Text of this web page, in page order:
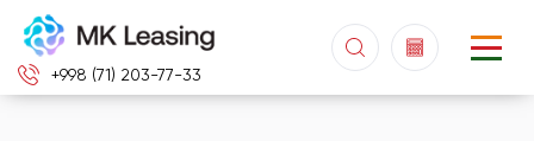
+998 (71) 203-77-33